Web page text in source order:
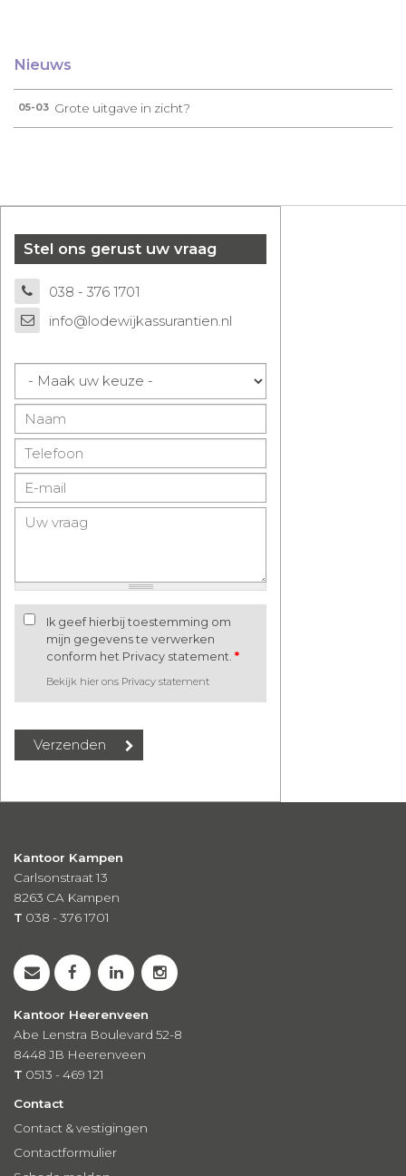
Nieuws
05-03 Grote uitgave in zicht?
Stel ons gerust uw vraag
038 - 376 1701
info@lodewijkassurantien.nl
Ik geef hierbij toestemming om
mijn gegevens te verwerken
conform het Privacy statement. *
Bekijk hier ons Privacy statement
Kantoor Kampen
Carlsonstraat 13
8263 CA Kampen
T 038 - 376 1701
Kantoor Heerenveen
Abe Lenstra Boulevard 52-8
8448 JB Heerenveen
T 0513 - 469 121
Contact
Contact & vestigingen
Contactformulier